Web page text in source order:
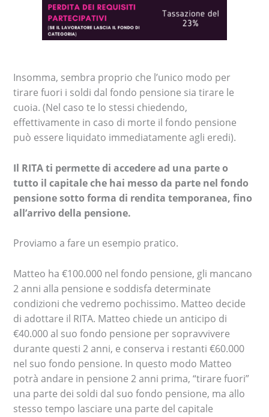
Insomma, sembra proprio che l’unico modo per
tirare fuori i soldi dal fondo pensione sia tirare le
cuoia. (Nel caso te lo stessi chiedendo,
effettivamente in caso di morte il fondo pensione
può essere liquidato immediatamente agli eredi).
Il RITA ti permette di accedere ad una parte o
tutto il capitale che hai messo da parte nel fondo
pensione sotto forma di rendita temporanea, fino
all’arrivo della pensione.
Proviamo a fare un esempio pratico.
Matteo ha €100.000 nel fondo pensione, gli mancano
2 anni alla pensione e soddisfa determinate
condizioni che vedremo pochissimo. Matteo decide
di adottare il RITA. Matteo chiede un anticipo di
€40.000 al suo fondo pensione per sopravvivere
durante questi 2 anni, e conserva i restanti €60.000
nel suo fondo pensione. In questo modo Matteo
potrà andare in pensione 2 anni prima, “tirare fuori”
una parte dei soldi dal suo fondo pensione, ma allo
stesso tempo lasciare una parte del capitale